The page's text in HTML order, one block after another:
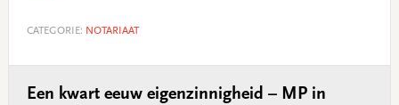
CATEGORIE: NOTARIAAT
Een kwart eeuw eigenzinnigheid – MP in